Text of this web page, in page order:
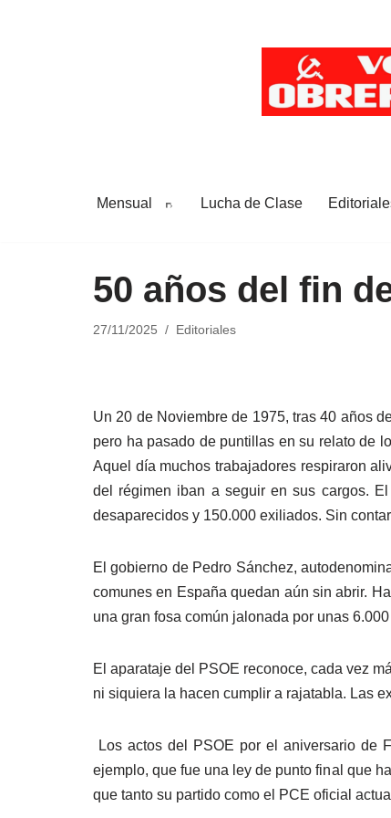
Mensual Lucha de Clase
50 años del fin
27/11/2025 Editoriales
Un 20 de Noviembre de 1975, tras 40 años
pero ha pasado de puntillas en su relato de
Aquel día muchos trabajadores respiraron
del régimen iban a seguir en sus cargos.
desaparecidos y 150.000 exiliados. Sin
El gobierno de Pedro Sánchez,
comunes en España quedan aún sin abrir.
una gran fosa común jalonada por unas
El aparataje del PSOE reconoce, cada vez
ni siquiera la hacen cumplir a rajatabla. Las
Los actos del PSOE por el aniversario de
ejemplo, que fue una ley de punto final que
que tanto su partido como el PCE oficial